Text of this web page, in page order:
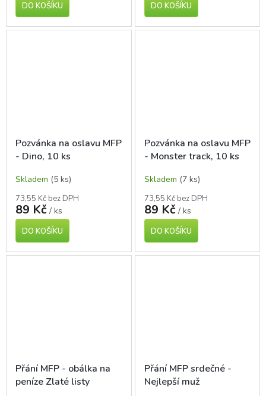
DO KOŠÍKU DO KOŠÍKU
Pozvánka na oslavu MFP
- Dino, 10 ks
Skladem (5 ks)
73,55 Kč bez DPH
89 Kč / ks
DO KOŠÍKU
Pozvánka na oslavu MFP
- Monster track, 10 ks
Skladem (7 ks)
73,55 Kč bez DPH
89 Kč / ks
DO KOŠÍKU
Přání MFP - obálka na
peníze Zlaté listy
Přání MFP srdečné -
Nejlepší muž